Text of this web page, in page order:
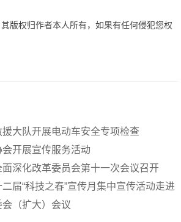
版权归作者本人所有，如果有任何侵犯您权
大队开展电动车安全专项检查
开展宣传服务活动
深化改革委员会第十一次会议召开
届“科技之春”宣传月集中宣传活动走进
（扩大）会议